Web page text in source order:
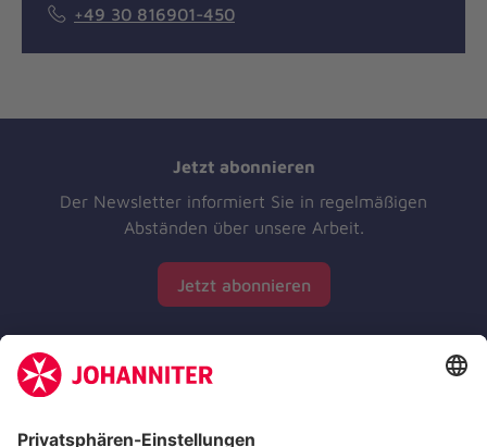
+49 30 816901-450
Jetzt abonnieren
Der Newsletter informiert Sie in regelmäßigen
Abständen über unsere Arbeit.
Jetzt abonnieren
Zertifizierung der Johanniter-Unfall-Hilfe e.V.